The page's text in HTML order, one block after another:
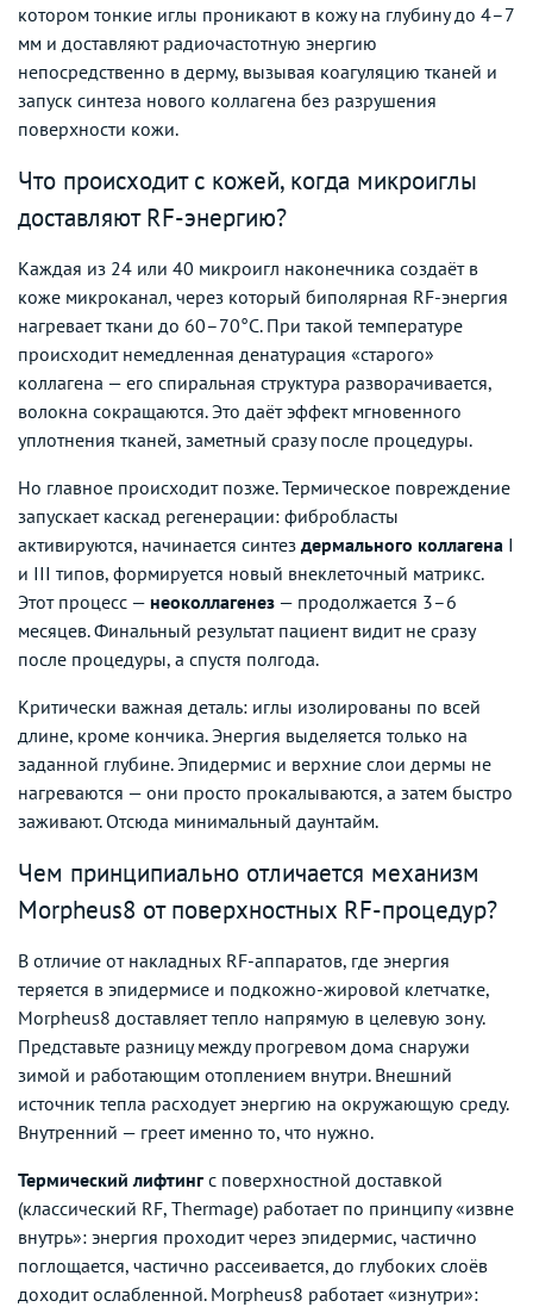
котором тонкие иглы проникают в кожу на глубину до 4–7
мм и доставляют радиочастотную энергию
непосредственно в дерму, вызывая коагуляцию тканей и
запуск синтеза нового коллагена без разрушения
поверхности кожи.
Что происходит с кожей, когда микроиглы
доставляют RF-энергию?
Каждая из 24 или 40 микроигл наконечника создаёт в
коже микроканал, через который биполярная RF-энергия
нагревает ткани до 60–70°C. При такой температуре
происходит немедленная денатурация «старого»
коллагена — его спиральная структура разворачивается,
волокна сокращаются. Это даёт эффект мгновенного
уплотнения тканей, заметный сразу после процедуры.
Но главное происходит позже. Термическое повреждение
запускает каскад регенерации: фибробласты
активируются, начинается синтез дермального коллагена I
и III типов, формируется новый внеклеточный матрикс.
Этот процесс — неоколлагенез — продолжается 3–6
месяцев. Финальный результат пациент видит не сразу
после процедуры, а спустя полгода.
Критически важная деталь: иглы изолированы по всей
длине, кроме кончика. Энергия выделяется только на
заданной глубине. Эпидермис и верхние слои дермы не
нагреваются — они просто прокалываются, а затем быстро
заживают. Отсюда минимальный даунтайм.
Чем принципиально отличается механизм
Morpheus8 от поверхностных RF-процедур?
В отличие от накладных RF-аппаратов, где энергия
теряется в эпидермисе и подкожно-жировой клетчатке,
Morpheus8 доставляет тепло напрямую в целевую зону.
Представьте разницу между прогревом дома снаружи
зимой и работающим отоплением внутри. Внешний
источник тепла расходует энергию на окружающую среду.
Внутренний — греет именно то, что нужно.
Термический лифтинг с поверхностной доставкой
(классический RF, Thermage) работает по принципу «извне
внутрь»: энергия проходит через эпидермис, частично
поглощается, частично рассеивается, до глубоких слоёв
доходит ослабленной. Morpheus8 работает «изнутри»: